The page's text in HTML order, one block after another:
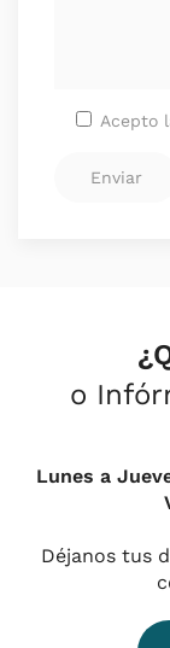
Acepto
o
Lunes a
Déjanos tus